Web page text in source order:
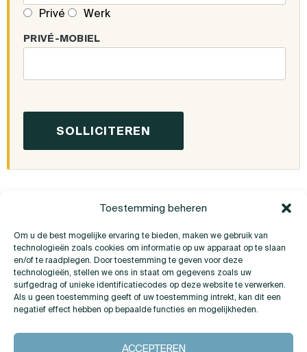
Toestemming beheren
Om u de best mogelijke ervaring te bieden, maken we gebruik van
technologieën zoals cookies om informatie op uw apparaat op te slaan
en/of te raadplegen. Door toestemming te geven voor deze
technologieën, stellen we ons in staat om gegevens zoals uw
surfgedrag of unieke identificatiecodes op deze website te verwerken.
Als u geen toestemming geeft of uw toestemming intrekt, kan dit een
negatief effect hebben op bepaalde functies en mogelijkheden.
ACCEPTEREN
Privé Werk
PRIVÉ-MOBIEL
Heeft u vragen?